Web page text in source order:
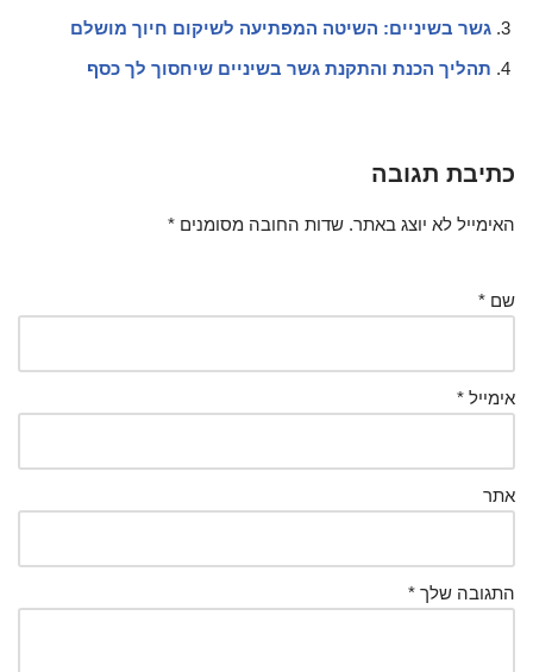
גשר בשיניים: השיטה המפתיעה לשיקום חיוך מושלם
תהליך הכנת והתקנת גשר בשיניים שיחסוך לך כסף
כתיבת תגובה
האימייל לא יוצג באתר. שדות החובה מסומנים *
שם *
אימייל *
אתר
התגובה שלך *